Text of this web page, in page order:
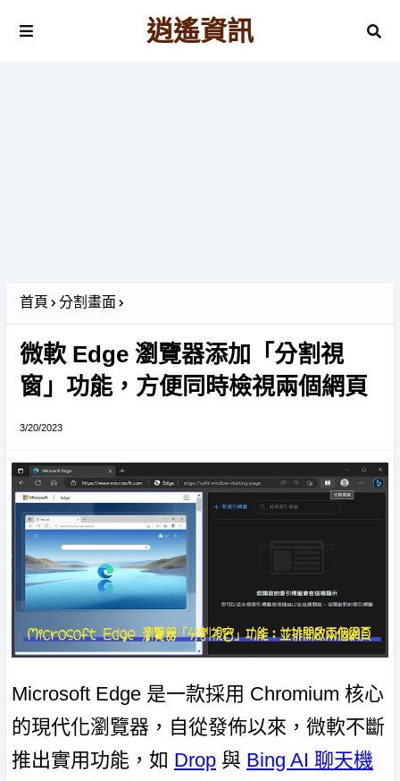
逍遙資訊
首頁 分割畫面
微軟 Edge 瀏覽器添加「分割視
窗」功能，方便同時檢視兩個網頁
3/20/2023
Microsoft Edge 是一款採用 Chromium 核心
的現代化瀏覽器，自從發佈以來，微軟不斷
推出實用功能，如 Drop 與 Bing AI 聊天機